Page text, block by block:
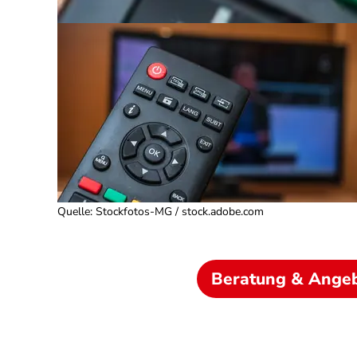
Quelle: Stockfotos-MG / stock.adobe.com
Beratung &